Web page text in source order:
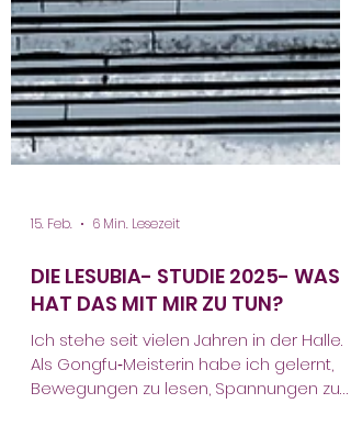
15. Feb. 6 Min. Lesezeit
DIE LESUBIA- STUDIE 2025- WAS
HAT DAS MIT MIR ZU TUN?